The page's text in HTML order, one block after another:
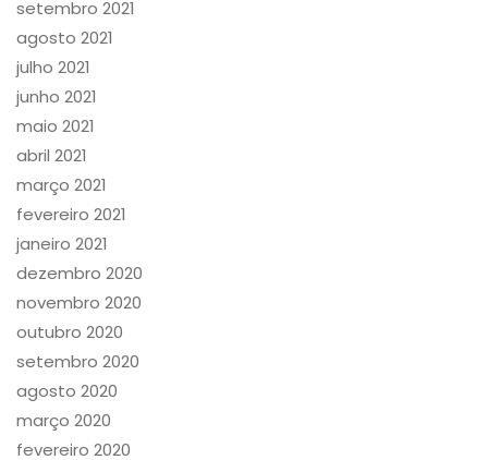
setembro 2021
agosto 2021
julho 2021
junho 2021
maio 2021
abril 2021
março 2021
fevereiro 2021
janeiro 2021
dezembro 2020
novembro 2020
outubro 2020
setembro 2020
agosto 2020
março 2020
fevereiro 2020